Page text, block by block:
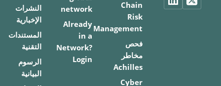
Chain
Risk
Management
فحص
مخاطر
Achilles
Cyber
network
Already
in a
Network?
Login
النشرات
الإخبارية
المستندات
التقنية
الرسوم
البيانية